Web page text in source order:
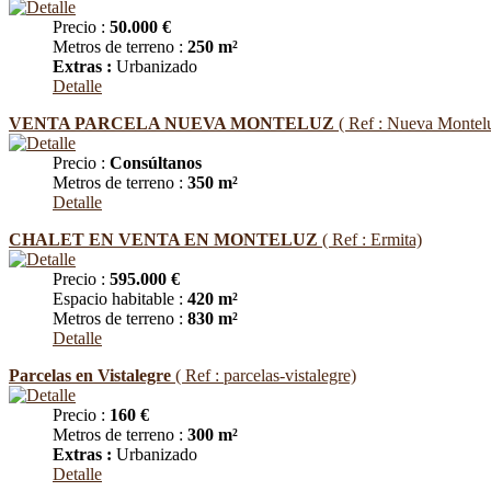
Precio : 50.000 €
Metros de terreno : 250 m²
Extras : Urbanizado
Detalle
VENTA PARCELA NUEVA MONTELUZ ( Ref : Nueva
Precio : Consúltanos
Metros de terreno : 350 m²
Detalle
CHALET EN VENTA EN MONTELUZ ( Ref : Ermita)
Precio : 595.000 €
Espacio habitable : 420 m²
Metros de terreno : 830 m²
Detalle
Parcelas en Vistalegre ( Ref : parcelas-vistalegre)
Precio : 160 €
Metros de terreno : 300 m²
Extras : Urbanizado
Detalle